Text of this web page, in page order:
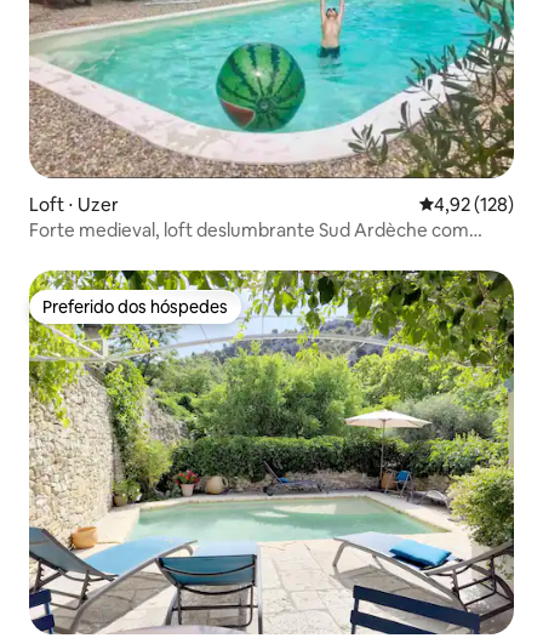
Loft ⋅ Uzer 4,92 de uma
4,92 (128)
Forte medieval, loft deslumbrante Sud Ardèche com
Preferido dos hóspedes
Preferido dos hóspedes